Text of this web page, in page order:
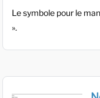
Le symbole pour le
».